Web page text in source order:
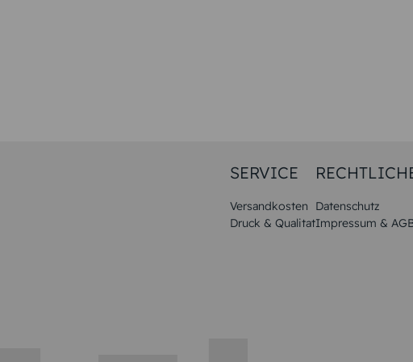
SERVICE
Versandkosten
Druck & Qualitat
Datenschutz
Impressum &